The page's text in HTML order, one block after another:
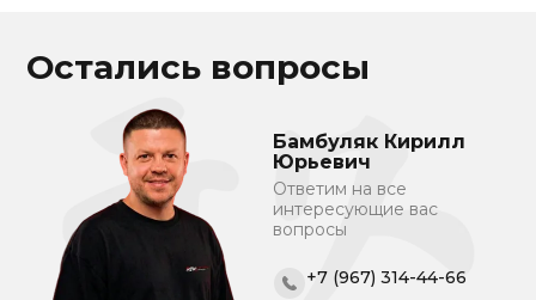
Остались вопросы
Бамбуляк Кирилл
Юрьевич
Ответим на все
интересующие вас
вопросы
+7 (967) 314-44-66